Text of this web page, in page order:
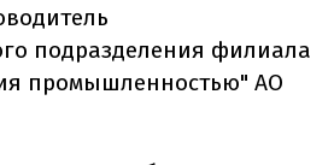
подразделения филиала
промышленностью" АО